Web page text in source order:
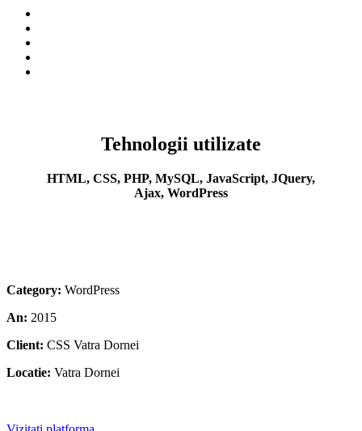
Tehnologii utilizate
HTML, CSS, PHP, MySQL, JavaScript, JQuery,
Ajax, WordPress
Category: WordPress
An: 2015
Client: CSS Vatra Dornei
Locatie: Vatra Dornei